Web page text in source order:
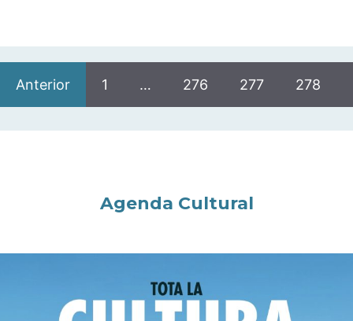
Anterior 1 … 276 277 278
Agenda Cultural